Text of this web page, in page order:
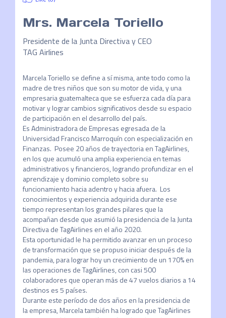
Mrs. Marcela Toriello
Presidente de la Junta Directiva y CEO
TAG Airlines
Marcela Toriello se define a sí misma, ante todo como la
madre de tres niños que son su motor de vida, y una
empresaria guatemalteca que se esfuerza cada día para
motivar y lograr cambios significativos desde su espacio
de participación en el desarrollo del país.
Es Administradora de Empresas egresada de la
Universidad Francisco Marroquín con especialización en
Finanzas.  Posee 20 años de trayectoria en TagAirlines,
en los que acumuló una amplia experiencia en temas
administrativos y financieros, logrando profundizar en el
aprendizaje y dominio completo sobre su
funcionamiento hacia adentro y hacia afuera.  Los
conocimientos y experiencia adquirida durante ese
tiempo representan los grandes pilares que la
acompañan desde que asumió la presidencia de la Junta
Directiva de TagAirlines en el año 2020.
Esta oportunidad le ha permitido avanzar en un proceso
de transformación que se propuso iniciar después de la
pandemia, para lograr hoy un crecimiento de un 170% en
las operaciones de TagAirlines, con casi 500
colaboradores que operan más de 47 vuelos diarios a 14
destinos es 5 países.
Durante este período de dos años en la presidencia de
la empresa, Marcela también ha logrado que TagAirlines